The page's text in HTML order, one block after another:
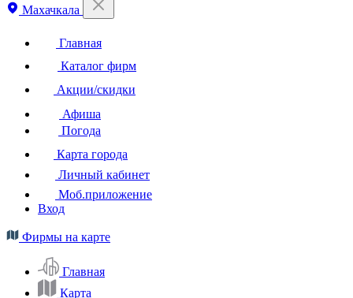
Махачкала
Главная
Каталог фирм
Акции/скидки
Афиша
Погода
Карта города
Личный кабинет
Моб.приложение
Вход
Фирмы на карте
Главная
Карта